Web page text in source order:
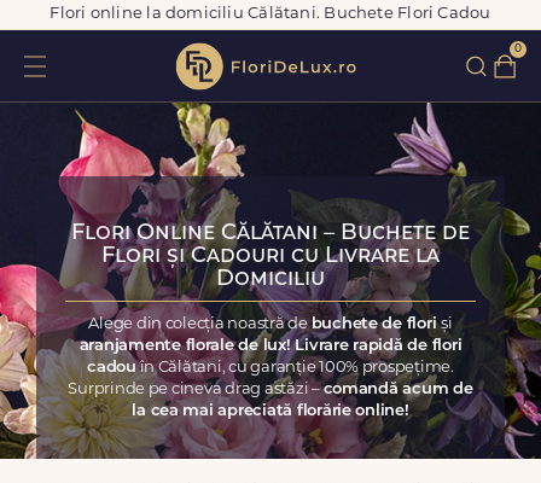
Flori online la domiciliu Călătani. Buchete Flori Cadou
0
Flori Online Călătani – Buchete de
Flori și Cadouri cu Livrare la
Domiciliu
Alege din colecția noastră de buchete de floriși
aranjamente florale de lux! Livrare rapidă de flori
cadouîn Călătani, cu garanție 100% prospețime.
Surprinde pe cineva drag astăzi –comandă acum de
la cea mai apreciată florărie online!